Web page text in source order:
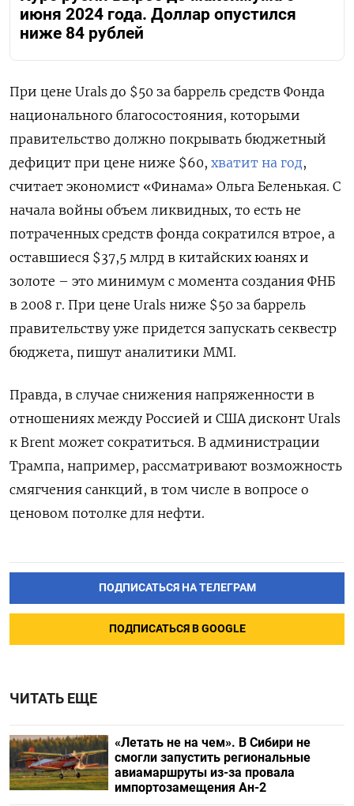
июня 2024 года. Доллар опустился
ниже 84 рублей
При цене Urals до $50 за баррель средств Фонда
национального благосостояния, которыми
правительство должно покрывать бюджетный
дефицит при цене ниже $60, хватит на год,
считает экономист «Финама» Ольга Беленькая. С
начала войны объем ликвидных, то есть не
потраченных средств фонда сократился втрое, а
оставшиеся $37,5 млрд в китайских юанях и
золоте – это минимум с момента создания ФНБ
в 2008 г. При цене Urals ниже $50 за баррель
правительству уже придется запускать секвестр
бюджета, пишут аналитики MMI.
Правда, в случае снижения напряженности в
отношениях между Россией и США дисконт Urals
к Brent может сократиться. В администрации
Трампа, например, рассматривают возможность
смягчения санкций, в том числе в вопросе о
ценовом потолке для нефти.
ПОДПИСАТЬСЯ НА ТЕЛЕГРАМ
ПОДПИСАТЬСЯ В GOOGLE
ЧИТАТЬ ЕЩЕ
«Летать не на чем». В Сибири не
смогли запустить региональные
авиамаршруты из-за провала
импортозамещения Ан-2